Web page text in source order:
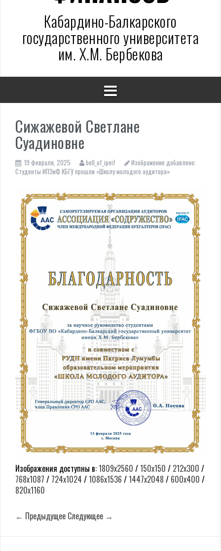
Кабардино-Балкарского
государственного университета
им. Х.М. Бербекова
Сижажевой Светлане
Суадиновне
19 февраля, 2025 bell_of_ipeif
Изображение добавлено:
Студенты ИПЭиФ КБГУ прошли «Школу молодого аудитора»
Изображения доступны в:1809x2560 /150x150 / 212x300 /
768x1087 / 724x1024 /1086x1536 /1447x2048 / 600x400 /
820x1160
← Предыдущее Следующее →